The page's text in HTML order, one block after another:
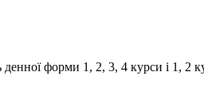
денної форми 1, 2, 3, 4 курси і 1, 2